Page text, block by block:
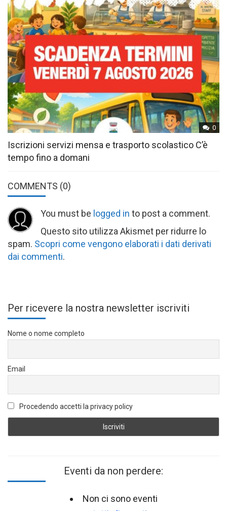
0
Iscrizioni servizi mensa e trasporto scolastico C’è
tempo fino a domani
COMMENTS (0)
You must be logged in to post a comment.
Questo sito utilizza Akismet per ridurre lo
spam. Scopri come vengono elaborati i dati derivati
dai commenti.
Per ricevere la nostra newsletter iscriviti
Nome o nome completo
Email
Procedendo accetti la privacy policy
Eventi da non perdere:
Non ci sono eventi